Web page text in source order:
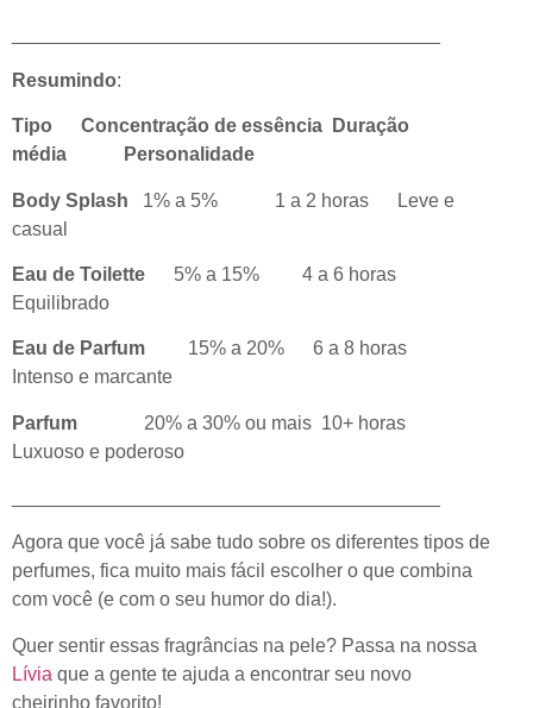
Resumindo:
Tipo Concentração de essência Duração
média Personalidade
Body Splash 1% a 5% 1 a 2 horas Leve e
casual
Eau de Toilette 5% a 15% 4 a 6 horas
Equilibrado
Eau de Parfum
15% a 20% 6 a 8 horas
Intenso e marcante
Parfum
20% a 30% ou mais 10+ horas
Luxuoso e poderoso
Agora que você já sabe tudo sobre os diferentes tipos de
perfumes, fica muito mais fácil escolher o que combina
com você (e com o seu humor do dia!).
Quer sentir essas fragrâncias na pele? Passa na nossa
Lívia que a gente te ajuda a encontrar seu novo
cheirinho favorito!